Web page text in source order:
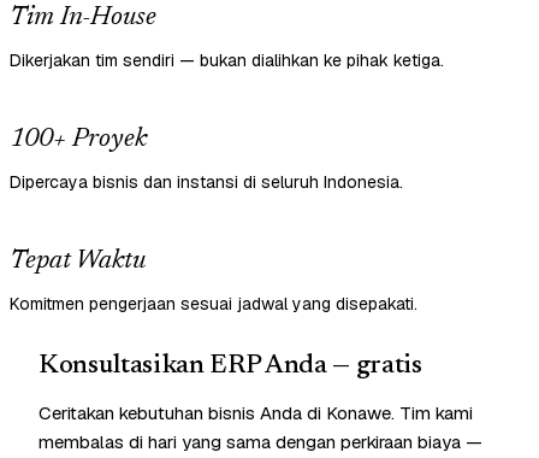
Tim In-House
Dikerjakan tim sendiri — bukan dialihkan ke pihak ketiga.
100+ Proyek
Dipercaya bisnis dan instansi di seluruh Indonesia.
Tepat Waktu
Komitmen pengerjaan sesuai jadwal yang disepakati.
Konsultasikan ERP Anda — gratis
Ceritakan kebutuhan bisnis Anda di Konawe. Tim kami
membalas di hari yang sama dengan perkiraan biaya —